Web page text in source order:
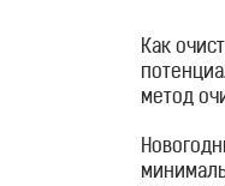
Как
метод